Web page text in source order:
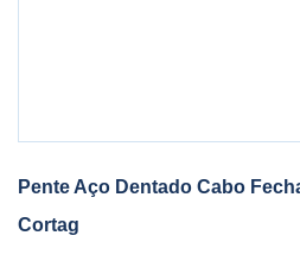
Pente Aço Dentado Cabo
Cortag